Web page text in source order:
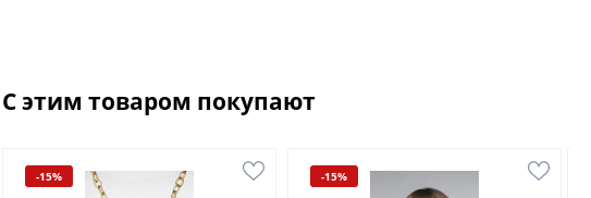
С этим товаром покупают
-15% -15%